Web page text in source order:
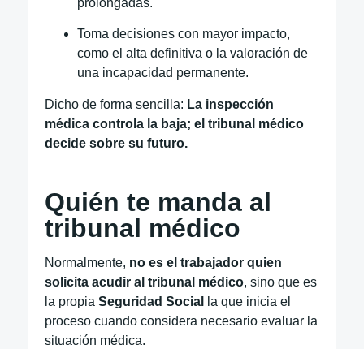
prolongadas.
Toma decisiones con mayor impacto,
como el alta definitiva o la valoración de
una incapacidad permanente.
Dicho de forma sencilla: La inspección
médica controla la baja; el tribunal médico
decide sobre su futuro.
Quién te manda al
tribunal médico
Normalmente, no es el trabajador quien
solicita acudir al tribunal médico, sino que es
la propia Seguridad Social
la que inicia el
proceso cuando considera necesario evaluar la
situación médica.